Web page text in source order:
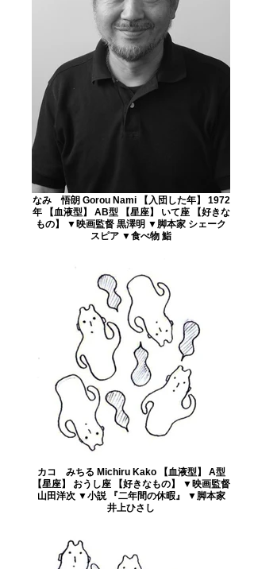
なみ 悟朗 Gorou Nami 【入団した年】 1972
年 【血液型】 AB型 【星座】 いて座 【好きな
もの】 ▼映画監督 黒澤明 ▼脚本家 シェーク
スピア ▼食べ物 鮨
カコ みちる Michiru Kako 【血液型】 A型
【星座】 おうし座 【好きなもの】 ▼映画監督
山田洋次 ▼小説 『二年間の休暇』 ▼脚本家
井上ひさし